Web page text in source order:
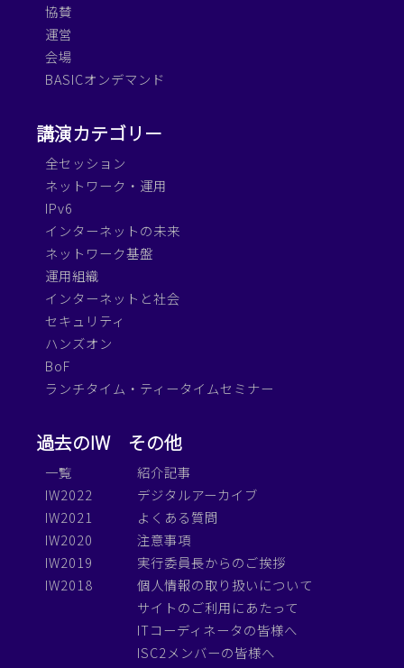
協賛
運営
会場
BASICオンデマンド
講演カテゴリー
全セッション
ネットワーク・運用
IPv6
インターネットの未来
ネットワーク基盤
運用組織
インターネットと社会
セキュリティ
ハンズオン
BoF
ランチタイム・ティータイムセミナー
過去のIW
一覧
IW2022
IW2021
IW2020
IW2019
IW2018
その他
紹介記事
デジタルアーカイブ
よくある質問
注意事項
実行委員長からのご挨拶
個人情報の取り扱いについて
サイトのご利用にあたって
ITコーディネータの皆様へ
ISC2メンバーの皆様へ